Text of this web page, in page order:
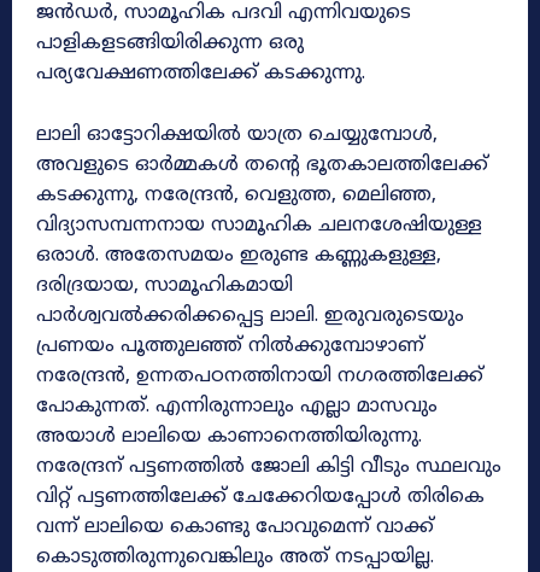
ജൻഡർ, സാമൂഹിക പദവി എന്നിവയുടെ
പാളികളടങ്ങിയിരിക്കുന്ന ഒരു
പര്യവേക്ഷണത്തിലേക്ക് കടക്കുന്നു.
ലാലി ഓട്ടോറിക്ഷയിൽ യാത്ര ചെയ്യുമ്പോൾ,
അവളുടെ ഓർമ്മകൾ തന്റെ ഭൂതകാലത്തിലേക്ക്
കടക്കുന്നു, നരേന്ദ്രൻ, വെളുത്ത, മെലിഞ്ഞ,
വിദ്യാസമ്പന്നനായ സാമൂഹിക ചലനശേഷിയുള്ള
ഒരാൾ. അതേസമയം ഇരുണ്ട കണ്ണുകളുള്ള,
ദരിദ്രയായ, സാമൂഹികമായി
പാർശ്വവൽക്കരിക്കപ്പെട്ട ലാലി. ഇരുവരുടെയും
പ്രണയം പൂത്തുലഞ്ഞ് നിൽക്കുമ്പോഴാണ്
നരേന്ദ്രൻ, ഉന്നതപഠനത്തിനായി നഗരത്തിലേക്ക്
പോകുന്നത്. എന്നിരുന്നാലും എല്ലാ മാസവും
അയാള്‍ ലാലിയെ കാണാനെത്തിയിരുന്നു.
നരേന്ദ്രന് പട്ടണത്തില്‍ ജോലി കിട്ടി വീടും സ്ഥലവും
വിറ്റ് പട്ടണത്തിലേക്ക് ചേക്കേറിയപ്പോള്‍ തിരികെ
വന്ന് ലാലിയെ കൊണ്ടു പോവുമെന്ന് വാക്ക്
കൊടുത്തിരുന്നുവെങ്കിലും അത് നടപ്പായില്ല.